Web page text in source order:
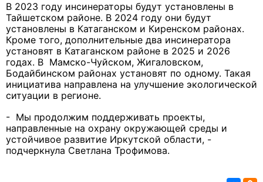
В 2023 году инсинераторы будут установлены в
Тайшетском районе. В 2024 году они будут
установлены в Катаганском и Киренском районах.
Кроме того, дополнительные два инсинератора
установят в Катаганском районе в 2025 и 2026
годах. В Мамско-Чуйском, Жигаловском,
Бодайбинском районах установят по одному. Такая
инициатива направлена на улучшение экологической
ситуации в регионе.
- Мы продолжим поддерживать проекты,
направленные на охрану окружающей среды и
устойчивое развитие Иркутской области, -
подчеркнула Светлана Трофимова.